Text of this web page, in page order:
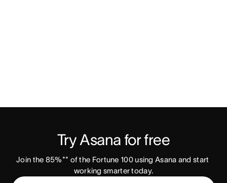
Try Asana for free
Join the 85%** of the Fortune 100 using Asana and start
working smarter today.